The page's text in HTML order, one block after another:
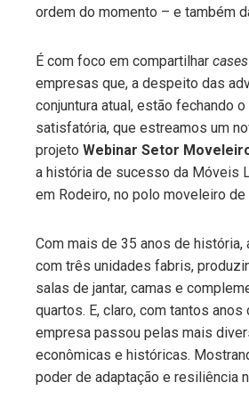
ordem do momento – e também
É com foco em compartilhar cases
empresas que, a despeito das
conjuntura atual, estão fechando
satisfatória, que estreamos um
projeto Webinar Setor
a história de sucesso da Móveis
em Rodeiro, no polo moveleiro de
Com mais de 35 anos de história,
com três unidades fabris,
salas de jantar, camas e
quartos. E, claro, com tantos anos
empresa passou pelas mais
econômicas e históricas.
poder de adaptação e resiliência